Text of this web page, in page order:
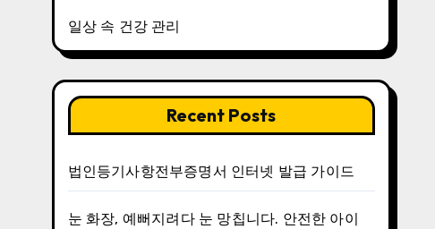
일상 속 건강 관리
Recent Posts
법인등기사항전부증명서 인터넷 발급 가이드
눈 화장, 예뻐지려다 눈 망칩니다. 안전한 아이